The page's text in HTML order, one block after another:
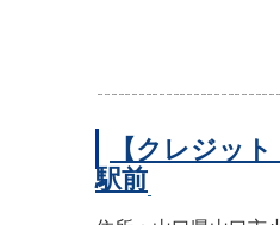
【クレジッ
駅前